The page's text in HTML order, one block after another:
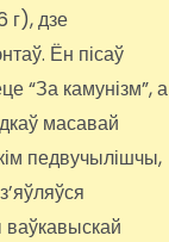
г), дзе
Ён пісаў
“За камунізм”, а
масавай
педвучылішчы,
ваўкавыскай